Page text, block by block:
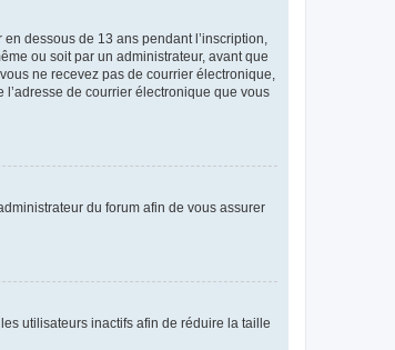
dessous de 13 ans pendant l’inscription,
ou soit par un administrateur, avant que
ne recevez pas de courrier électronique,
de courrier électronique que vous
du forum afin de vous assurer
utilisateurs inactifs afin de réduire la taille